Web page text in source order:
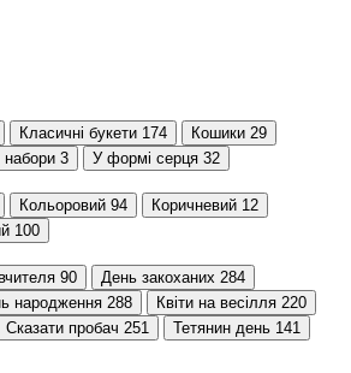
Класичні букети 174 Кошики 29
набори 3 У формі серця 32
Кольоровий 94 Коричневий 12
100
90 День закоханих 284
народження 288 Квіти на весілля 220
Сказати пробач 251 Тетянин день 141